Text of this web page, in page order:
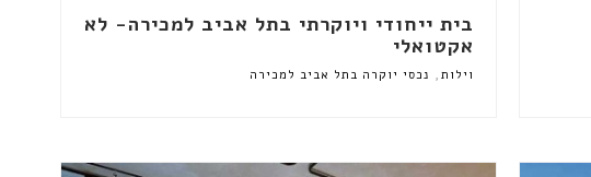
בית ייחודי ויוקרתי בתל אביב למכירה- לא
אקטואלי
וילות , נכסי יוקרה בתל אביב למכירה